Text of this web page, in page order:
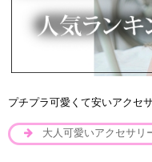
プチプラ可愛くて安いアクセ
大人可愛いアクセサリ